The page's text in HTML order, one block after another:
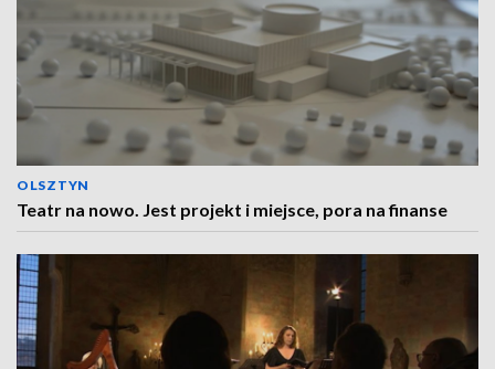
OLSZTYN
Teatr na nowo. Jest projekt i miejsce, pora na finanse